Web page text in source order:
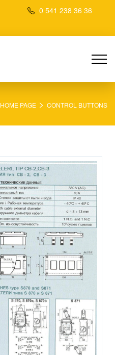
0 541 238 36 36
HOME PAGE > CONTROL BUTTONS